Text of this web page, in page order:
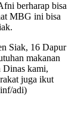
berharap bisa
MBG ini bisa
Siak, 16 Dapur
makanan
Dinas kami,
juga ikut
adi)